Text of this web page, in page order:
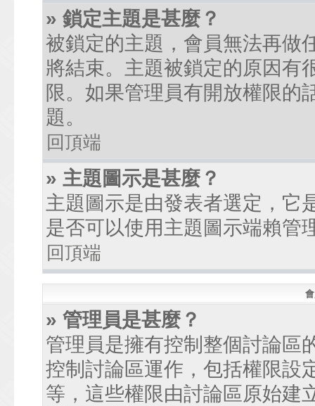
» 鎖定主題是甚麼？
被鎖定的主題，會員無法再做
將結束。主題被鎖定的原因有
限。如果管理員有開放權限的
題。
回頂端
» 主題圖示是甚麼？
主題圖示是由發表者選定，它
是否可以使用主題圖示端賴管
回頂端
» 管理員是甚麼？
管理員是擁有控制整個討論區
控制討論區運作，包括權限設
等，這些權限由討論區原始建